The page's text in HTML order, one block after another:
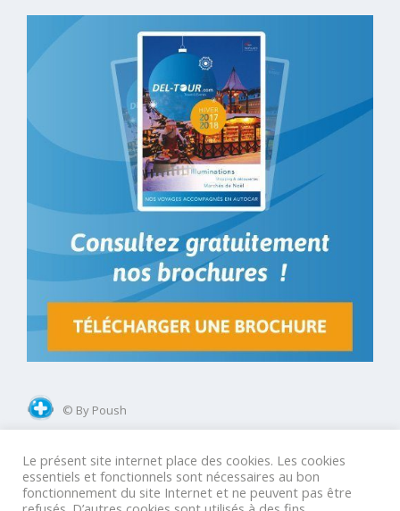
© By Poush
Mentions légales
Conditions Générales Groupes
Conditions Générales GIR
Conditions Générales Agences
Le présent site internet place des cookies. Les cookies
essentiels et fonctionnels sont nécessaires au bon
fonctionnement du site Internet et ne peuvent pas être